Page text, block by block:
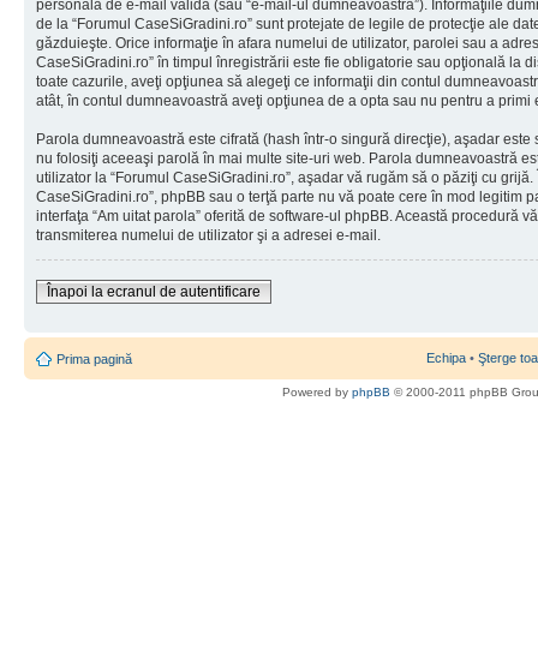
personală de e-mail validă (sau “e-mail-ul dumneavoastră”). Informaţiile
de la “Forumul CaseSiGradini.ro” sunt protejate de legile de protecţie ale
găzduieşte. Orice informaţie în afara numelui de utilizator, parolei sau a
CaseSiGradini.ro” în timpul înregistrării este fie obligatorie sau opţională la
toate cazurile, aveţi opţiunea să alegeţi ce informaţii din contul
atât, în contul dumneavoastră aveţi opţiunea de a opta sau nu pentru a
Parola dumneavoastră este cifrată (hash într-o singură direcţie), aşadar este
nu folosiţi aceeaşi parolă în mai multe site-uri web. Parola dumneavoastră
utilizator la “Forumul CaseSiGradini.ro”, aşadar vă rugăm să o păziţi cu
CaseSiGradini.ro”, phpBB sau o terţă parte nu vă poate cere în mod legitim
interfaţa “Am uitat parola” oferită de software-ul phpBB. Această procedură
transmiterea numelui de utilizator şi a adresei e-mail.
Înapoi la ecranul de autentificare
Prima pagină Echipa • Şterge
Powered by phpBB © 2000-2011 phpBB